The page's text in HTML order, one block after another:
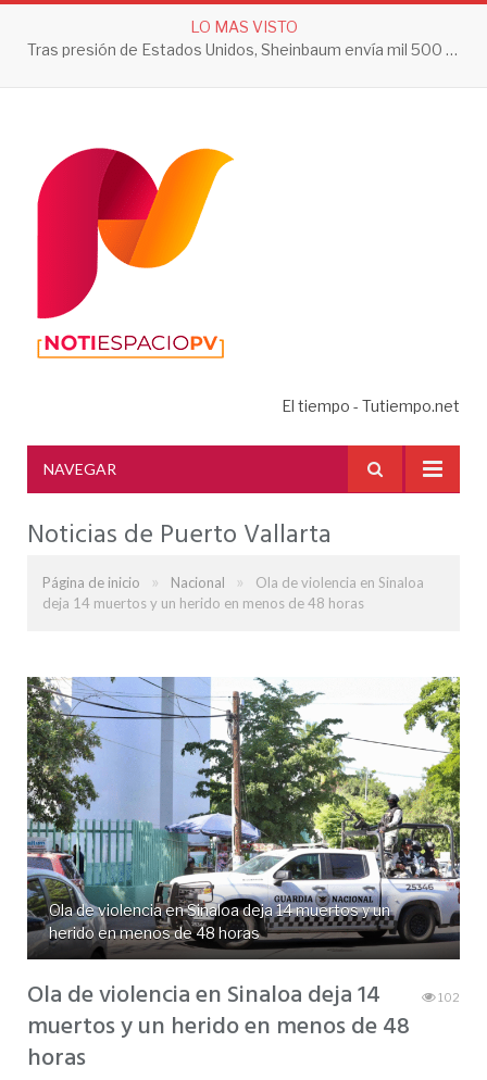
LO MAS VISTO
Tras presión de Estados Unidos, Sheinbaum envía mil 500 soldados a Michoacán
El tiempo - Tutiempo.net
NAVEGAR
Noticias de Puerto Vallarta
Página de inicio » Nacional »
Ola de violencia en Sinaloa
deja 14 muertos y un herido en menos de 48 horas
Ola de violencia en Sinaloa deja 14 muertos y un
herido en menos de 48 horas
Ola de violencia en Sinaloa deja 14
muertos y un herido en menos de 48
horas
102